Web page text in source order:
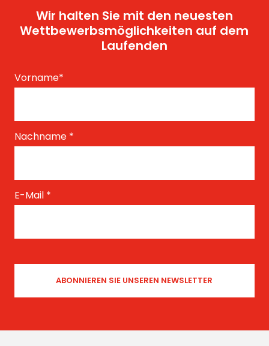
Wir halten Sie mit den neuesten
Wettbewerbsmöglichkeiten auf dem
Laufenden
Vorname*
Nachname *
E-Mail *